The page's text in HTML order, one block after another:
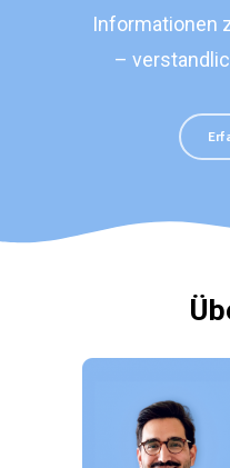
Informationen
–